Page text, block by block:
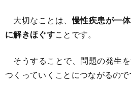
大切なことは、慢性疾患が一
に解きほぐすことです。
そうすることで、問題の発生
つくっていくことにつながるので